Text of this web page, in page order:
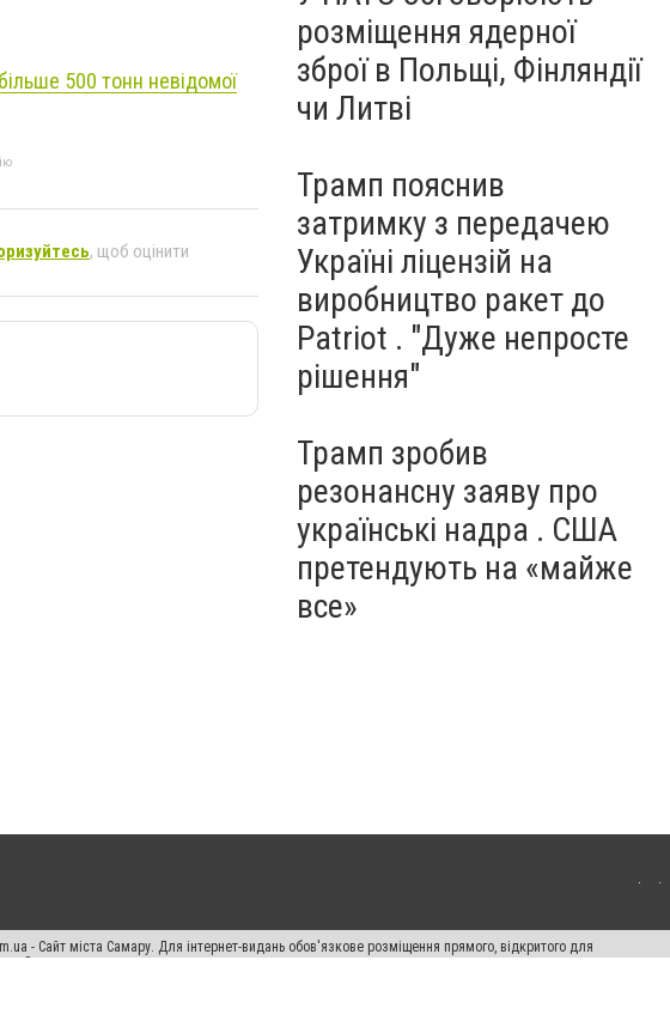
500 тонн невідомої
, щоб оцінити
розміщення ядерної
зброї в Польщі, Фінляндії
чи Литві
Трамп пояснив
затримку з передачею
Україні ліцензій на
виробництво ракет до
Patriot . "Дуже непросте
рішення"
Трамп зробив
резонансну заяву про
українські надра . США
претендують на «майже
все»
- Сайт міста Самару. Для інтернет-видань обов'язкове розміщення прямого, відкритого для
Законом.